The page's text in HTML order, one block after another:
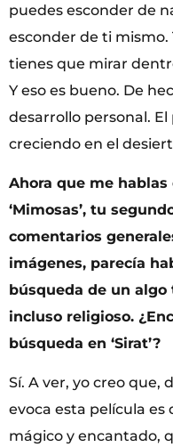
puedes esconder de
esconder de ti mismo.
tienes que mirar
Y eso es bueno. De
desarrollo personal.
creciendo en el
Ahora que me hablas
‘Mimosas’, tu
comentarios
imágenes, parecía
búsqueda de un
incluso religioso.
búsqueda en ‘Sirat’?
Sí. A ver, yo creo que,
evoca esta película
mágico y encantado,